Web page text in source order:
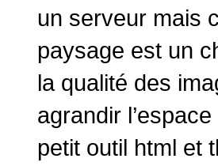
un serveur mais
paysage est un
la qualité des
agrandir
petit outil html et